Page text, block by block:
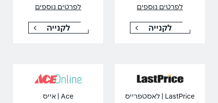
לפרטים נוספים
לקנייה
לפרטים נוספים
לקנייה
LastPrice | לאסטפרייס Ace | אייס